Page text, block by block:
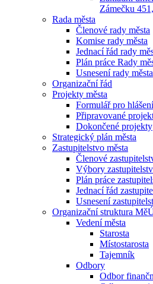
Zámečku
Rada města
Členové rady města
Komise rady města
Jednací řád rady
Plán práce Rady
Usnesení rady města
Organizační řád
Projekty města
Formulář pro
Připravované
Dokončené projekty
Strategický plán města
Zastupitelstvo města
Členové
Výbory
Plán práce
Jednací řád
Usnesení
Organizační struktura
Vedení města
Starosta
Místostarosta
Tajemník
Odbory
Odbor